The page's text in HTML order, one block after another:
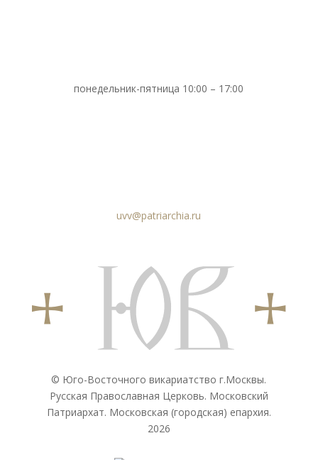
понедельник-пятница 10:00 – 17:00
uvv@patriarchia.ru
© Юго-Восточного викариатствo г.Москвы.
Русская Православная Церковь. Московский
Патриархат. Московская (городская) епархия.
2026